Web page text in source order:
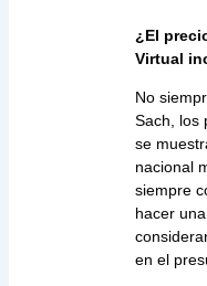
¿El
Virtual
No
Sach, los
se
nacional
siempre
hacer
en el